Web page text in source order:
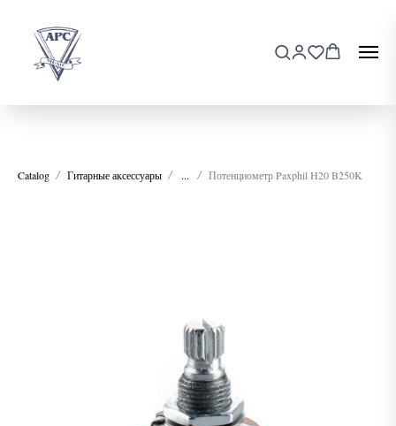
Catalog Гитарные аксессуары ... Потенциометр Paxphil H20 B250K